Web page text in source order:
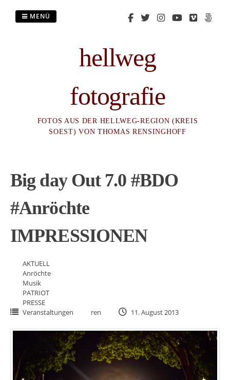
hellweg
fotografie
FOTOS AUS DER HELLWEG-REGION (KREIS
SOEST) VON THOMAS RENSINGHOFF
MENÜ
Big day Out 7.0 #BDO
#Anröchte
IMPRESSIONEN
AKTUELL
Anröchte
Musik
PATRIOT
PRESSE
Veranstaltungen
ren 11. August 2013